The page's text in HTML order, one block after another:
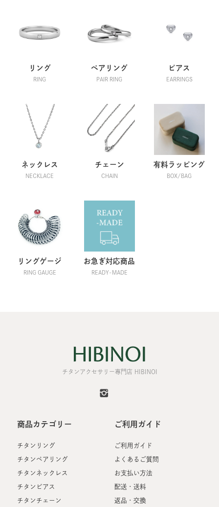
リング
RING
ペアリング
PAIR RING
ピアス
EARRINGS
ネックレス
NECKLACE
チェーン
CHAIN
有料ラッピング
BOX/BAG
リングゲージ
RING GAUGE
お急ぎ対応商品
READY-MADE
チタンアクセサリー専門店 HIBINOI
商品カテゴリー
チタンリング
チタンペアリング
チタンネックレス
チタンピアス
チタンチェーン
ご利用ガイド
ご利用ガイド
よくあるご質問
お支払い方法
配送・送料
返品・交換